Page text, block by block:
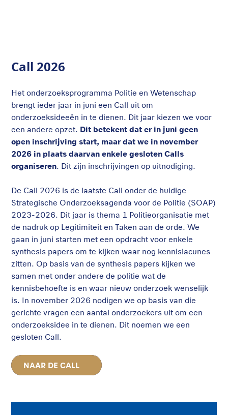
Call 2026
Het onderzoeksprogramma Politie en Wetenschap
brengt ieder jaar in juni een Call uit om
onderzoeksideeën in te dienen. Dit jaar kiezen we voor
een andere opzet. Dit betekent dat er in juni geen
open inschrijving start, maar dat we in november
2026 in plaats daarvan enkele gesloten Calls
organiseren. Dit zijn inschrijvingen op uitnodiging.
De Call 2026 is de laatste Call onder de huidige
Strategische Onderzoeksagenda voor de Politie (SOAP)
2023-2026. Dit jaar is thema 1 Politieorganisatie met
de nadruk op Legitimiteit en Taken aan de orde. We
gaan in juni starten met een opdracht voor enkele
synthesis papers om te kijken waar nog kennislacunes
zitten. Op basis van de synthesis papers kijken we
samen met onder andere de politie wat de
kennisbehoefte is en waar nieuw onderzoek wenselijk
is. In november 2026 nodigen we op basis van die
gerichte vragen een aantal onderzoekers uit om een
onderzoeksidee in te dienen. Dit noemen we een
gesloten Call.
NAAR DE CALL